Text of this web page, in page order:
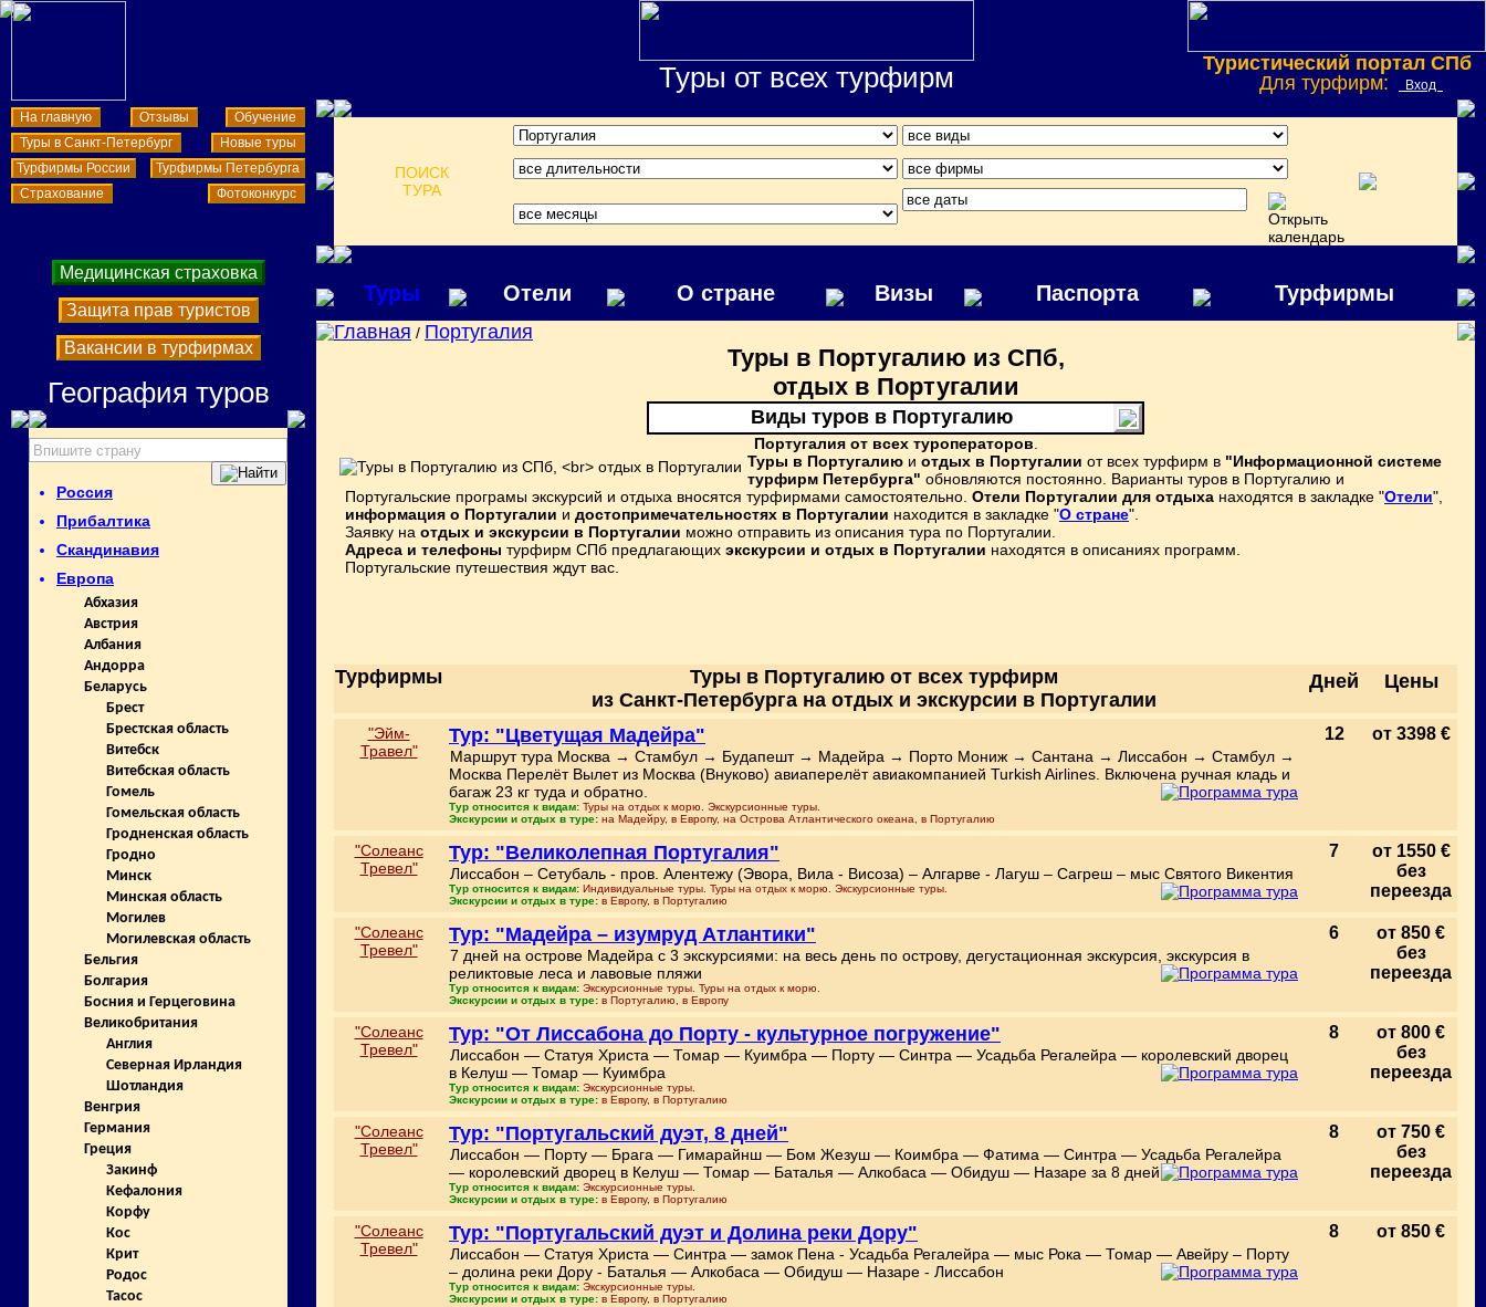
Туры от всех турфирм
Туристический портал СПб
Для турфирм:
Вход
На главную Отзывы
Обучение
Туры в Санкт-Петербург
Новые туры
Турфирмы России
Турфирмы Петербурга
Страхование
Фотоконкурс
ПОИСК
ТУРА
Медицинская страховка
Защита прав туристов
Вакансии в турфирмах
География туров
Россия
Прибалтика
Скандинавия
Европа
Абхазия
Австрия
Албания
Андорра
Беларусь
Брест
Брестская область
Витебск
Витебская область
Гомель
Гомельская область
Гродненская область
Гродно
Минск
Минская область
Могилев
Могилевская область
Бельгия
Болгария
Босния и Герцеговина
Великобритания
Англия
Северная Ирландия
Шотландия
Венгрия
Германия
Греция
Закинф
Кефалония
Корфу
Кос
Крит
Родос
Тасос
Туры Отели О стране Визы Паспорта Турфирмы
Главная / Португалия
Туры в Португалию из СПб,
отдых в Португалии
Виды туров в Португалию
Португалия от всех туроператоров
Туры в Португалию и отдых в Португалии от всех турфирм в "Информационной системе
турфирм Петербурга" обновляются постоянно. Варианты туров в Португалию и
Португальские програмы экскурсий и отдыха вносятся турфирмами самостоятельно. Отели Португалии для отдыха находятся в закладке "Отели",
информация о Португалии и достопримечательностях в Португалии находится в закладке "О стране".
Заявку на отдых и экскурсии в Португалии можно отправить из описания тура по Португалии.
Адреса и телефоны турфирм СПб предлагающих экскурсии и отдых в Португалии находятся в описаниях программ.
Португальские путешествия ждут вас.
Турфирмы
Туры в Португалию от всех турфирм
из Санкт-Петербурга на отдых и экскурсии в Португалии
Дней Цены
"Эйм-
Травел"
Тур: "Цветущая Мадейра"
Маршрут тура Москва → Стамбул → Будапешт → Мадейра → Порто Мониж → Сантана → Лиссабон → Стамбул →
Москва Перелёт Вылет из Москва (Внуково) авиаперелёт авиакомпанией Turkish Airlines. Включена ручная кладь и
багаж 23 кг туда и обратно.
Тур относится к видам: Туры на отдых к морю. Экскурсионные туры.
Экскурсии и отдых в туре: на Мадейру, в Европу, на Острова Атлантического океана, в Португалию
12 от 3398 €
"Солеанс
Тревел"
Тур: "Великолепная Португалия"
Лиссабон – Сетубаль - пров. Алентежу (Эвора, Вила - Висоза) – Алгарве - Лагуш – Сагреш – мыс Святого Викентия
Тур относится к видам: Индивидуальные туры. Туры на отдых к морю. Экскурсионные туры.
Экскурсии и отдых в туре: в Европу, в Португалию
7
от 1550 €
без
переезда
"Солеанс
Тревел"
Тур: "Мадейра – изумруд Атлантики"
7 дней на острове Мадейра с 3 экскурсиями: на весь день по острову, дегустационная экскурсия, экскурсия в
реликтовые леса и лавовые пляжи
Тур относится к видам: Экскурсионные туры. Туры на отдых к морю.
Экскурсии и отдых в туре: в Португалию, в Европу
6
от 850 €
без
переезда
"Солеанс
Тревел"
Тур: "От Лиссабона до Порту - культурное погружение"
Лиссабон — Статуя Христа — Томар — Куимбра — Порту — Синтра — Усадьба Регалейра — королевский дворец
в Келуш — Томар — Куимбра
Тур относится к видам: Экскурсионные туры.
Экскурсии и отдых в туре: в Европу, в Португалию
8
от 800 €
без
переезда
"Солеанс
Тревел"
Тур: "Португальский дуэт, 8 дней"
Лиссабон — Порту — Брага — Гимарайнш — Бом Жезуш — Коимбра — Фатима — Синтра — Усадьба Регалейра
— королевский дворец в Келуш — Томар — Баталья — Алкобаса — Обидуш — Назаре за 8 дней
Тур относится к видам: Экскурсионные туры.
Экскурсии и отдых в туре: в Европу, в Португалию
8
от 750 €
без
переезда
"Солеанс
Тревел"
Тур: "Португальский дуэт и Долина реки Дору"
Лиссабон — Статуя Христа — Синтра — замок Пена - Усадьба Регалейра — мыс Рока — Томар — Авейру – Порту
– долина реки Дору - Баталья — Алкобаса — Обидуш — Назаре - Лиссабон
Тур относится к видам: Экскурсионные туры.
Экскурсии и отдых в туре: в Европу, в Португалию
8 от 850 €